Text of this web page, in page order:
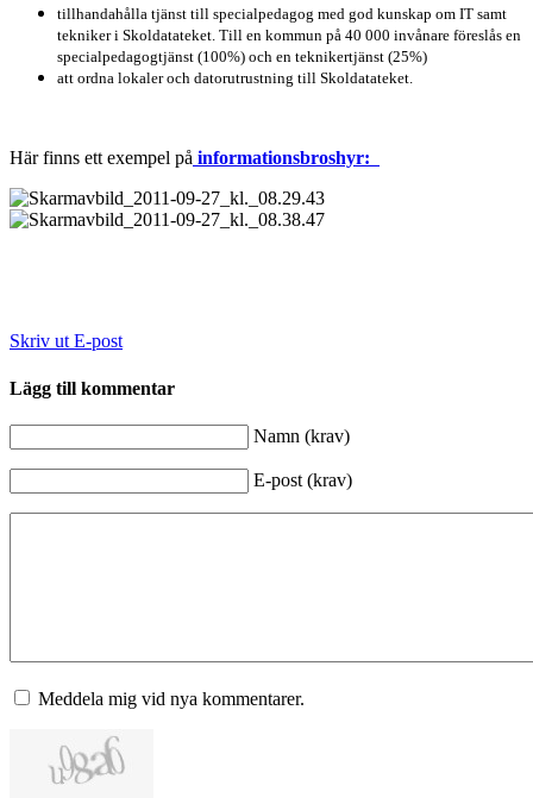
tillhandahålla tjänst till specialpedagog med god kunskap om IT samt
tekniker i Skoldatateket. Till en kommun på 40 000 invånare föreslås en
specialpedagogtjänst (100%) och en teknikertjänst (25%)
att ordna lokaler och datorutrustning till Skoldatateket.
Här finns ett exempel på informationsbroshyr:
Skriv utE-post
Lägg till kommentar
Namn (krav)
E-post (krav)
Meddela mig vid nya kommentarer.